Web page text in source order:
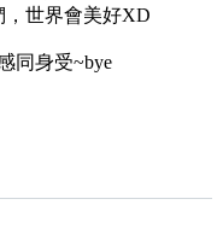
，世界會美好XD
同身受~bye